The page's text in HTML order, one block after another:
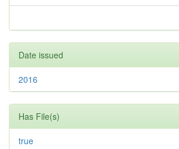
Date issued
2016
Has File(s)
true